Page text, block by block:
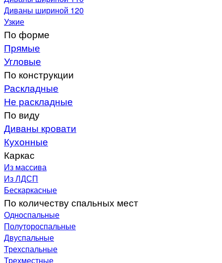
Диваны шириной 120
Узкие
По форме
Прямые
Угловые
По конструкции
Раскладные
Не раскладные
По виду
Диваны кровати
Кухонные
Каркас
Из массива
Из ЛДСП
Бескаркасные
По количеству спальных мест
Односпальные
Полутороспальные
Двуспальные
Трехспальные
Трехместные